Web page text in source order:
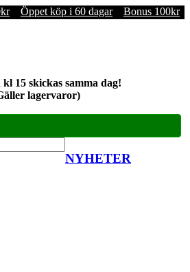
Öppet köp i 60 dagar Bonus 100kr
15 skickas samma dag!
lagervaror)
NYHETER